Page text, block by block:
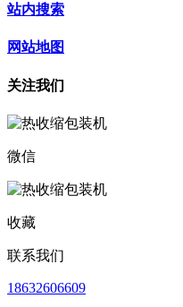
站内搜索
网站地图
关注我们
微信
收藏
联系我们
18632606609